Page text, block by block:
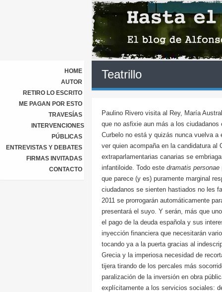
HOME
AUTOR
RETIRO LO ESCRITO
ME PAGAN POR ESTO
TRAVESÍAS
INTERVENCIONES
PÚBLICAS
ENTREVISTAS Y DEBATES
FIRMAS INVITADAS
CONTACTO
Teatrillo
Paulino Rivero visita al Rey, María
que no asfixie aun más a los
Curbelo no está y quizás nunca vuelva
ver quien acompaña en la candidatura
extraparlamentarias canarias se
infantiloide. Todo este dramatis personae
que parece (y es) puramente marginal
ciudadanos se sienten hastiados no les
2011 se prorrogarán automáticamente
presentará el suyo. Y serán, más que
el pago de la deuda española y sus
inyección financiera que necesitarán
tocando ya a la puerta gracias al
Grecia y la imperiosa necesidad de
tijera tirando de los percales más
paralización de la inversión en obra
explícitamente a los servicios sociales: